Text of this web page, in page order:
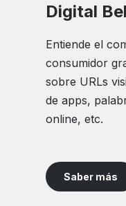
Digital
Entiende el
consumidor
sobre URLs
de apps,
online, etc.
Saber más